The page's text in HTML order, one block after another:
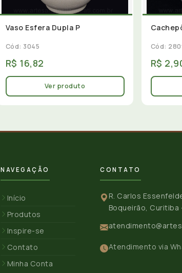
Vaso Esfera Dupla P
Cód: 3045
R$ 16,82
Ver produto
Cód:
R$
NAVEGAÇÃO
Início
Produtos
Inspire-se
Contato
Minha Conta
CONTATO
R. Carlos
Boqueirão, Curitiba
Atendimento via